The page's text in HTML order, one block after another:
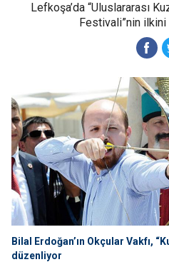
Lefkoşa’da “Uluslararası
Festivali”nin
Bilal Erdoğan’ın Okçular Vakfı,
düzenliyor